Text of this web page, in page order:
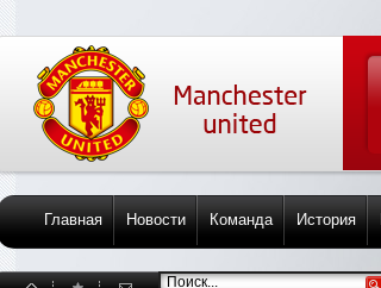
Главная Новости Команда История